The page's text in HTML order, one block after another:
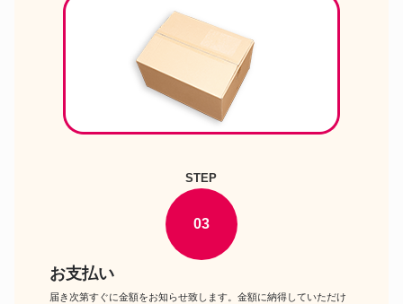
ーン テレサ コーカシアンVer.
バービーの白鳥の湖 ドール
STEP
03
お支払い
届き次第すぐに金額をお知らせ致します。金額に納得していただけ